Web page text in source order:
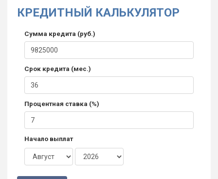
КРЕДИТНЫЙ КАЛЬКУЛЯТОР
Сумма кредита (руб.)
Срок кредита (мес.)
Процентная ставка (%)
Начало выплат